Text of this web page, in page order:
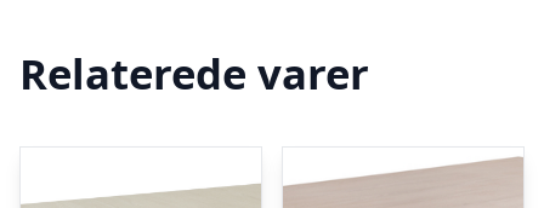
Relaterede varer